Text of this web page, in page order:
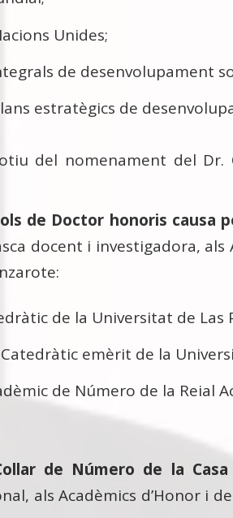
Unides;
de desenvolupament
estratègics de
del nomenament del
de Doctor honoris causa
docent i investigadora, als
de la Universitat de Las
emèrit de la
de Número de la Reial
de Número de la
als Acadèmics d’Honor i